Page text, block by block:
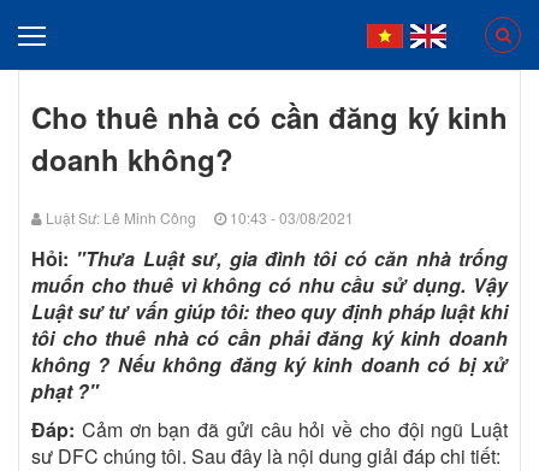
Cho thuê nhà có cần đăng ký kinh
doanh không?
Luật Sư: Lê Minh Công 10:43 - 03/08/2021
Hỏi: "Thưa Luật sư, gia đình tôi có căn nhà trống
muốn cho thuê vì không có nhu cầu sử dụng. Vậy
Luật sư tư vấn giúp tôi: theo quy định pháp luật khi
tôi cho thuê nhà có cần phải đăng ký kinh doanh
không ? Nếu không đăng ký kinh doanh có bị xử
phạt ?"
Đáp: Cảm ơn bạn đã gửi câu hỏi về cho đội ngũ Luật
sư DFC chúng tôi. Sau đây là nội dung giải đáp chi tiết: